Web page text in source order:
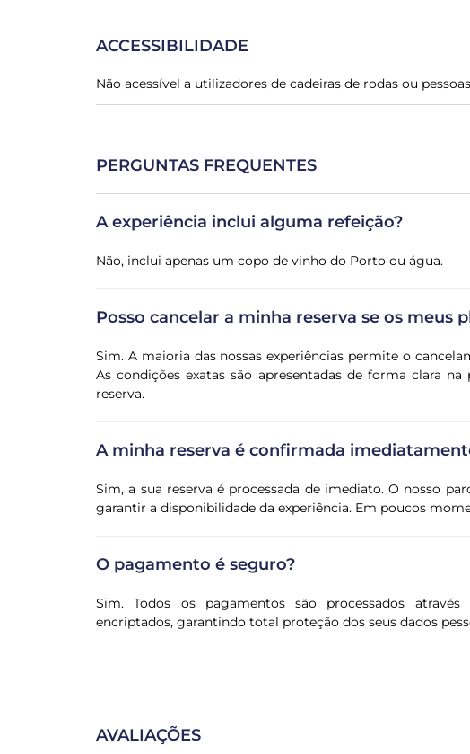
ACCESSIBILIDADE
Não acessível a utilizadores de cadeiras de rodas ou
PERGUNTAS FREQUENTES
A experiência inclui alguma refeição?
Não, inclui apenas um copo de vinho do Porto ou água.
Posso cancelar a minha reserva se os meus
Sim. A maioria das nossas experiências permite o
As condições exatas são apresentadas de forma clara
reserva.
A minha reserva é confirmada
Sim, a sua reserva é processada de imediato. O nosso
garantir a disponibilidade da experiência. Em poucos
O pagamento é seguro?
Sim. Todos os pagamentos são processados
encriptados, garantindo total proteção dos seus dados
AVALIAÇÕES